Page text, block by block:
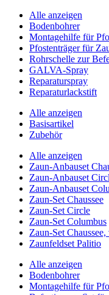
Alle anzeigen
Bodenbohrer
Montagehilfe für
Pfostenträger für
Rohrschelle zur
GALVA-Spray
Reparaturspray
Reparaturlackstift
Alle anzeigen
Basisartikel
Zubehör
Alle anzeigen
Zaun-Anbauset
Zaun-Anbauset
Zaun-Anbauset
Zaun-Set Chaussee
Zaun-Set Circle
Zaun-Set Columbus
Zaun-Set
Zaunfeldset Palitio
Alle anzeigen
Bodenbohrer
Montagehilfe für